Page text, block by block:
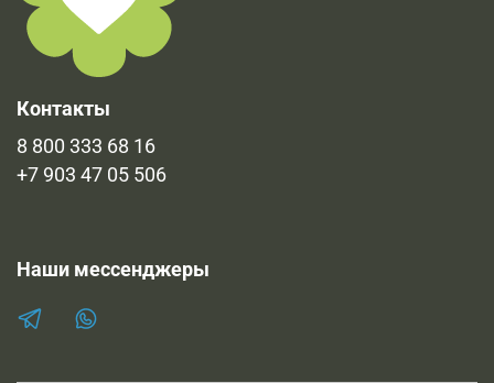
Контакты
8 800 333 68 16
+7 903 47 05 506
Наши мессенджеры